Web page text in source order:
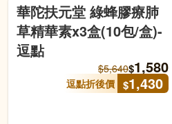
華陀扶元堂 綠蜂膠療肺
草精華素x3盒(10包/盒)-
逗點
$5,640$1,580
逗點折後價 $1,430